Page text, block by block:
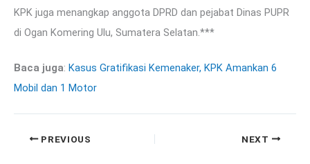
KPK juga menangkap anggota DPRD dan pejabat Dinas PUPR
di Ogan Komering Ulu, Sumatera Selatan.***
Baca juga: Kasus Gratifikasi Kemenaker, KPK Amankan 6
Mobil dan 1 Motor
PREVIOUS NEXT